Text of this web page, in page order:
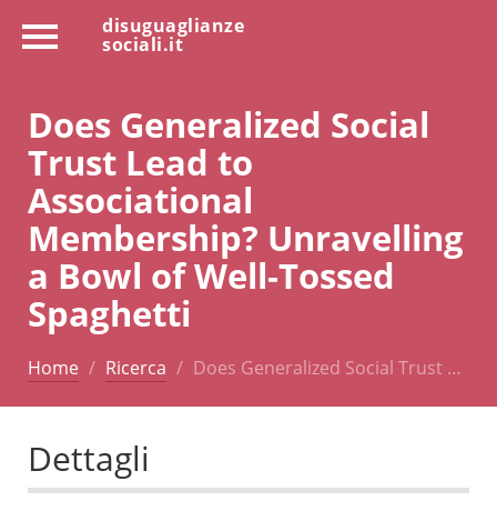
disuguaglianze
sociali.it
Does Generalized Social
Trust Lead to
Associational
Membership? Unravelling
a Bowl of Well-Tossed
Spaghetti
Home Ricerca Does Generalized Social Trust …
Dettagli